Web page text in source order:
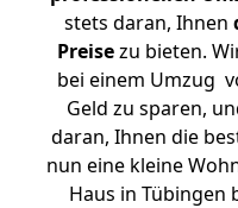
stets daran, Ihnen
Preisezu bieten.
bei einem Umzug
Geld zu sparen,
daran, Ihnen die
nun eine kleine
Haus in Tübingen